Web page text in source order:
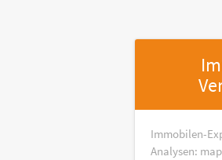
Immobilen-
Analysen: